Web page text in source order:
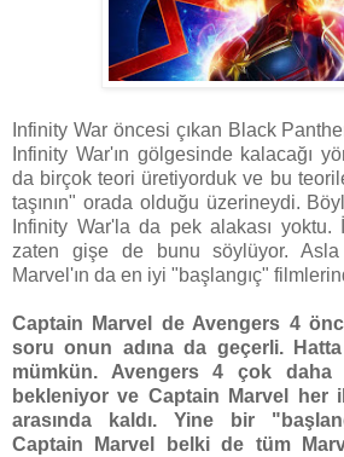
Infinity War öncesi çıkan Black
Infinity War'ın gölgesinde kalacağı
da birçok teori üretiyorduk ve bu
taşının" orada olduğu üzerineydi.
Infinity War'la da pek alakası yoktu.
zaten gişe de bunu söylüyor. Asla
Marvel'ın da en iyi "başlangıç"
Captain Marvel de Avengers 4
soru onun adına da geçerli.
mümkün. Avengers 4 çok
bekleniyor ve Captain Marvel her
arasında kaldı. Yine bir
Captain Marvel belki de tüm